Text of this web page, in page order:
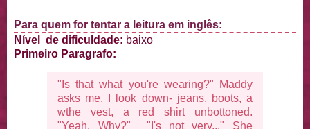
Para quem for tentar a leitura em inglês:
Nível de dificuldade: baixo
Primeiro Paragrafo:
"Is that what you're wearing?" Maddy
asks me. I look down- jeans, boots, a
wthe vest, a red shirt unbottoned.
"Yeah. Why?" "I's not very..." She